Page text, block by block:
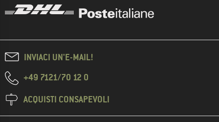
INVIACI UN'E-MAIL!
+49 7121/70 12 0
ACQUISTI CONSAPEVOLI